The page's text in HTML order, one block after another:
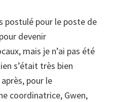
postulé pour le poste de
devenir
mais je n’ai pas été
s’était très bien
pour le
coordinatrice, Gwen,